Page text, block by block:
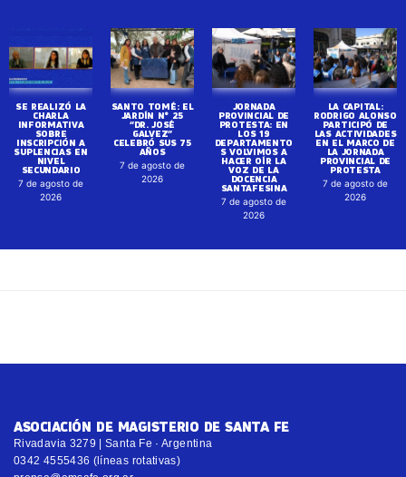
SE REALIZÓ LA
CHARLA
INFORMATIVA
SOBRE
INSCRIPCIÓN A
SUPLENCIAS EN
NIVEL
SECUNDARIO
7 de agosto de
2026
SANTO TOMÉ: EL
JARDÍN N° 25
“DR. JOSÉ
GALVEZ”
CELEBRÓ SUS 75
AÑOS
7 de agosto de
2026
JORNADA
PROVINCIAL DE
PROTESTA: EN
LOS 19
DEPARTAMENTO
S VOLVIMOS A
HACER OÍR LA
VOZ DE LA
DOCENCIA
SANTAFESINA
7 de agosto de
2026
LA CAPITAL:
RODRIGO ALONSO
PARTICIPÓ DE
LAS ACTIVIDADES
EN EL MARCO DE
LA JORNADA
PROVINCIAL DE
PROTESTA
7 de agosto de
2026
ASOCIACIÓN DE MAGISTERIO DE SANTA FE
Rivadavia 3279 | Santa Fe · Argentina
0342 4555436 (líneas rotativas)